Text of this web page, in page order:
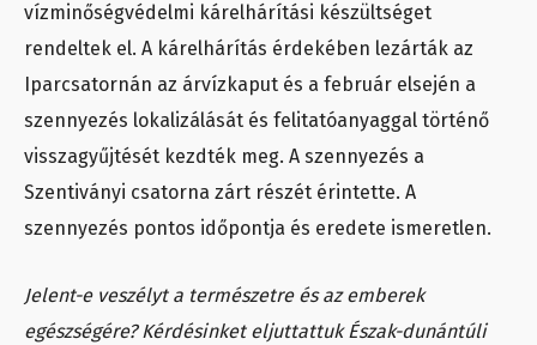
vízminőségvédelmi kárelhárítási készültséget
rendeltek el. A kárelhárítás érdekében lezárták az
Iparcsatornán az árvízkaput és a február elsején a
szennyezés lokalizálását és felitatóanyaggal történő
visszagyűjtését kezdték meg. A szennyezés a
Szentiványi csatorna zárt részét érintette. A
szennyezés pontos időpontja és eredete ismeretlen.
Jelent-e veszélyt a természetre és az emberek
egészségére? Kérdésinket eljuttattuk Észak-dunántúli